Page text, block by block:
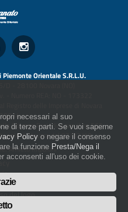
Orientale S.R.L.U.
Numero REA: NO - 173322
delle Imprese di Novara
Stampa Periodica con il nr. 562
di Novara del 07/03/13
Amleto Impaloni
del logo
di genere
necessari al suo
di terze parti. Se vuoi saperne
Policy o negare il consenso
la funzione Presta/Nega il
acconsenti all'uso dei cookie.